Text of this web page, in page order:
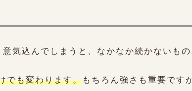
気込んでしまうと、なかなか続かないも
でも変わります。もちろん強さも重要です